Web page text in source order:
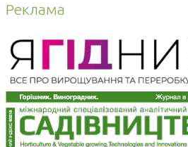
Реклама